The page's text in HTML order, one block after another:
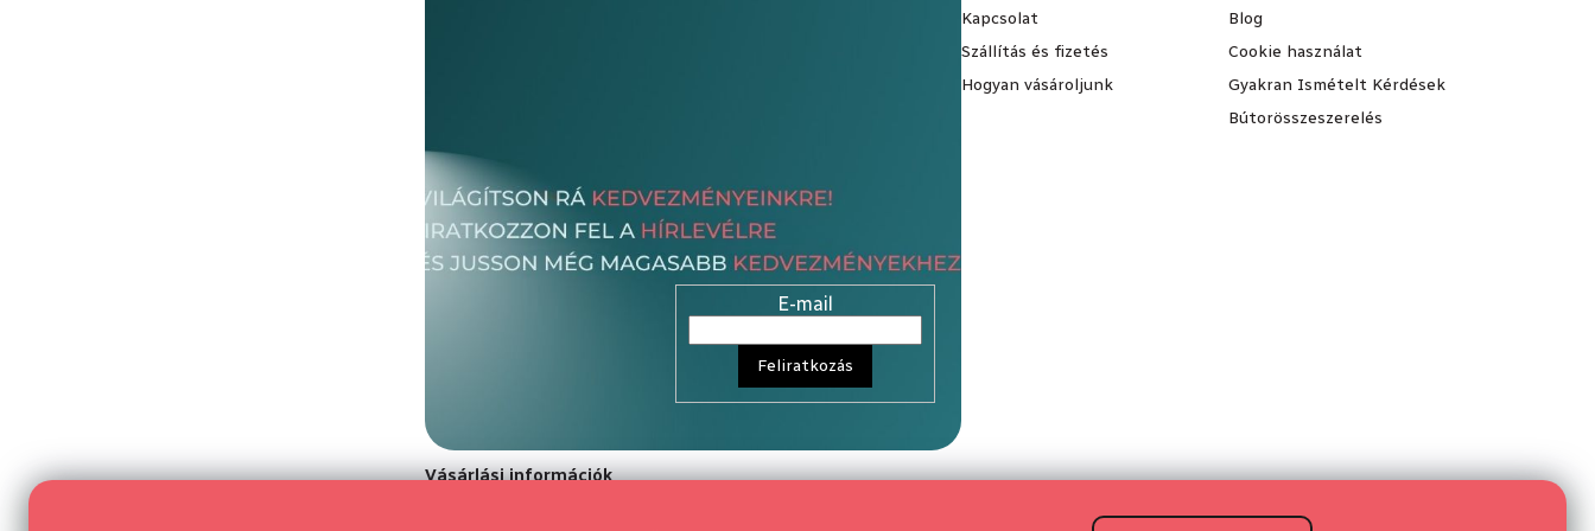
E-mail
Feliratkozás
Kapcsolat
Szállítás és fizetés
Hogyan vásároljunk
Blog
Cookie használat
Gyakran Ismételt Kérdések
Bútorösszeszerelés
Vásárlási információk